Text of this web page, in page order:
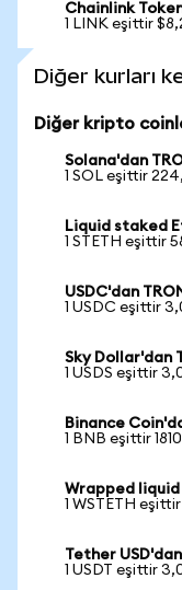
Chainlink
1 LINK eşittir
Diğer kurları
Diğer kripto
Solana'dan
1 SOL eşittir
Liquid staked
1 STETH eşittir
USDC'dan
1 USDC eşittir
Sky Dollar'dan
1 USDS eşittir
Binance
1 BNB eşittir
Wrapped liquid
1 WSTETH
Tether
1 USDT eşittir